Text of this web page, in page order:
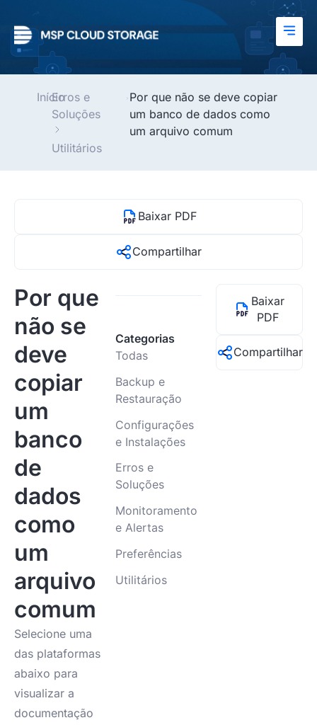
InícioErros e
Soluções
Utilitários
Por que não se deve copiar
um banco de dados como
um arquivo comum
Baixar PDF
Compartilhar
Categorias
Todas
Backup e
Restauração
Configurações
e Instalações
Erros e
Soluções
Monitoramento
e Alertas
Preferências
Utilitários
Por que
não se
deve
copiar
um
banco
de
dados
como
um
arquivo
comum
Selecione uma
das plataformas
abaixo para
visualizar a
documentação
Baixar
PDF
Compartilhar